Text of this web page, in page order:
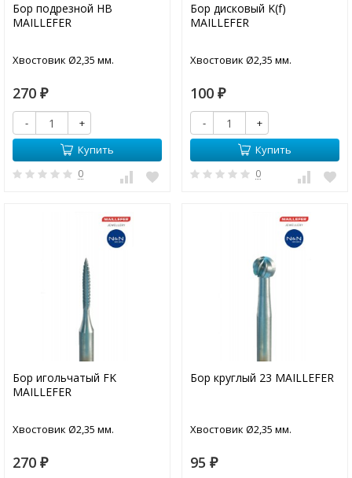
Бор подрезной HB
MAILLEFER
Хвостовик Ø2,35 мм.
270 ₽
-
+
Купить
0
Бор дисковый K(f)
MAILLEFER
Хвостовик Ø2,35 мм.
100 ₽
-
+
Купить
0
Бор игольчатый FK
MAILLEFER
Хвостовик Ø2,35 мм.
270 ₽
Бор круглый 23 MAILLEFER
Хвостовик Ø2,35 мм.
95 ₽